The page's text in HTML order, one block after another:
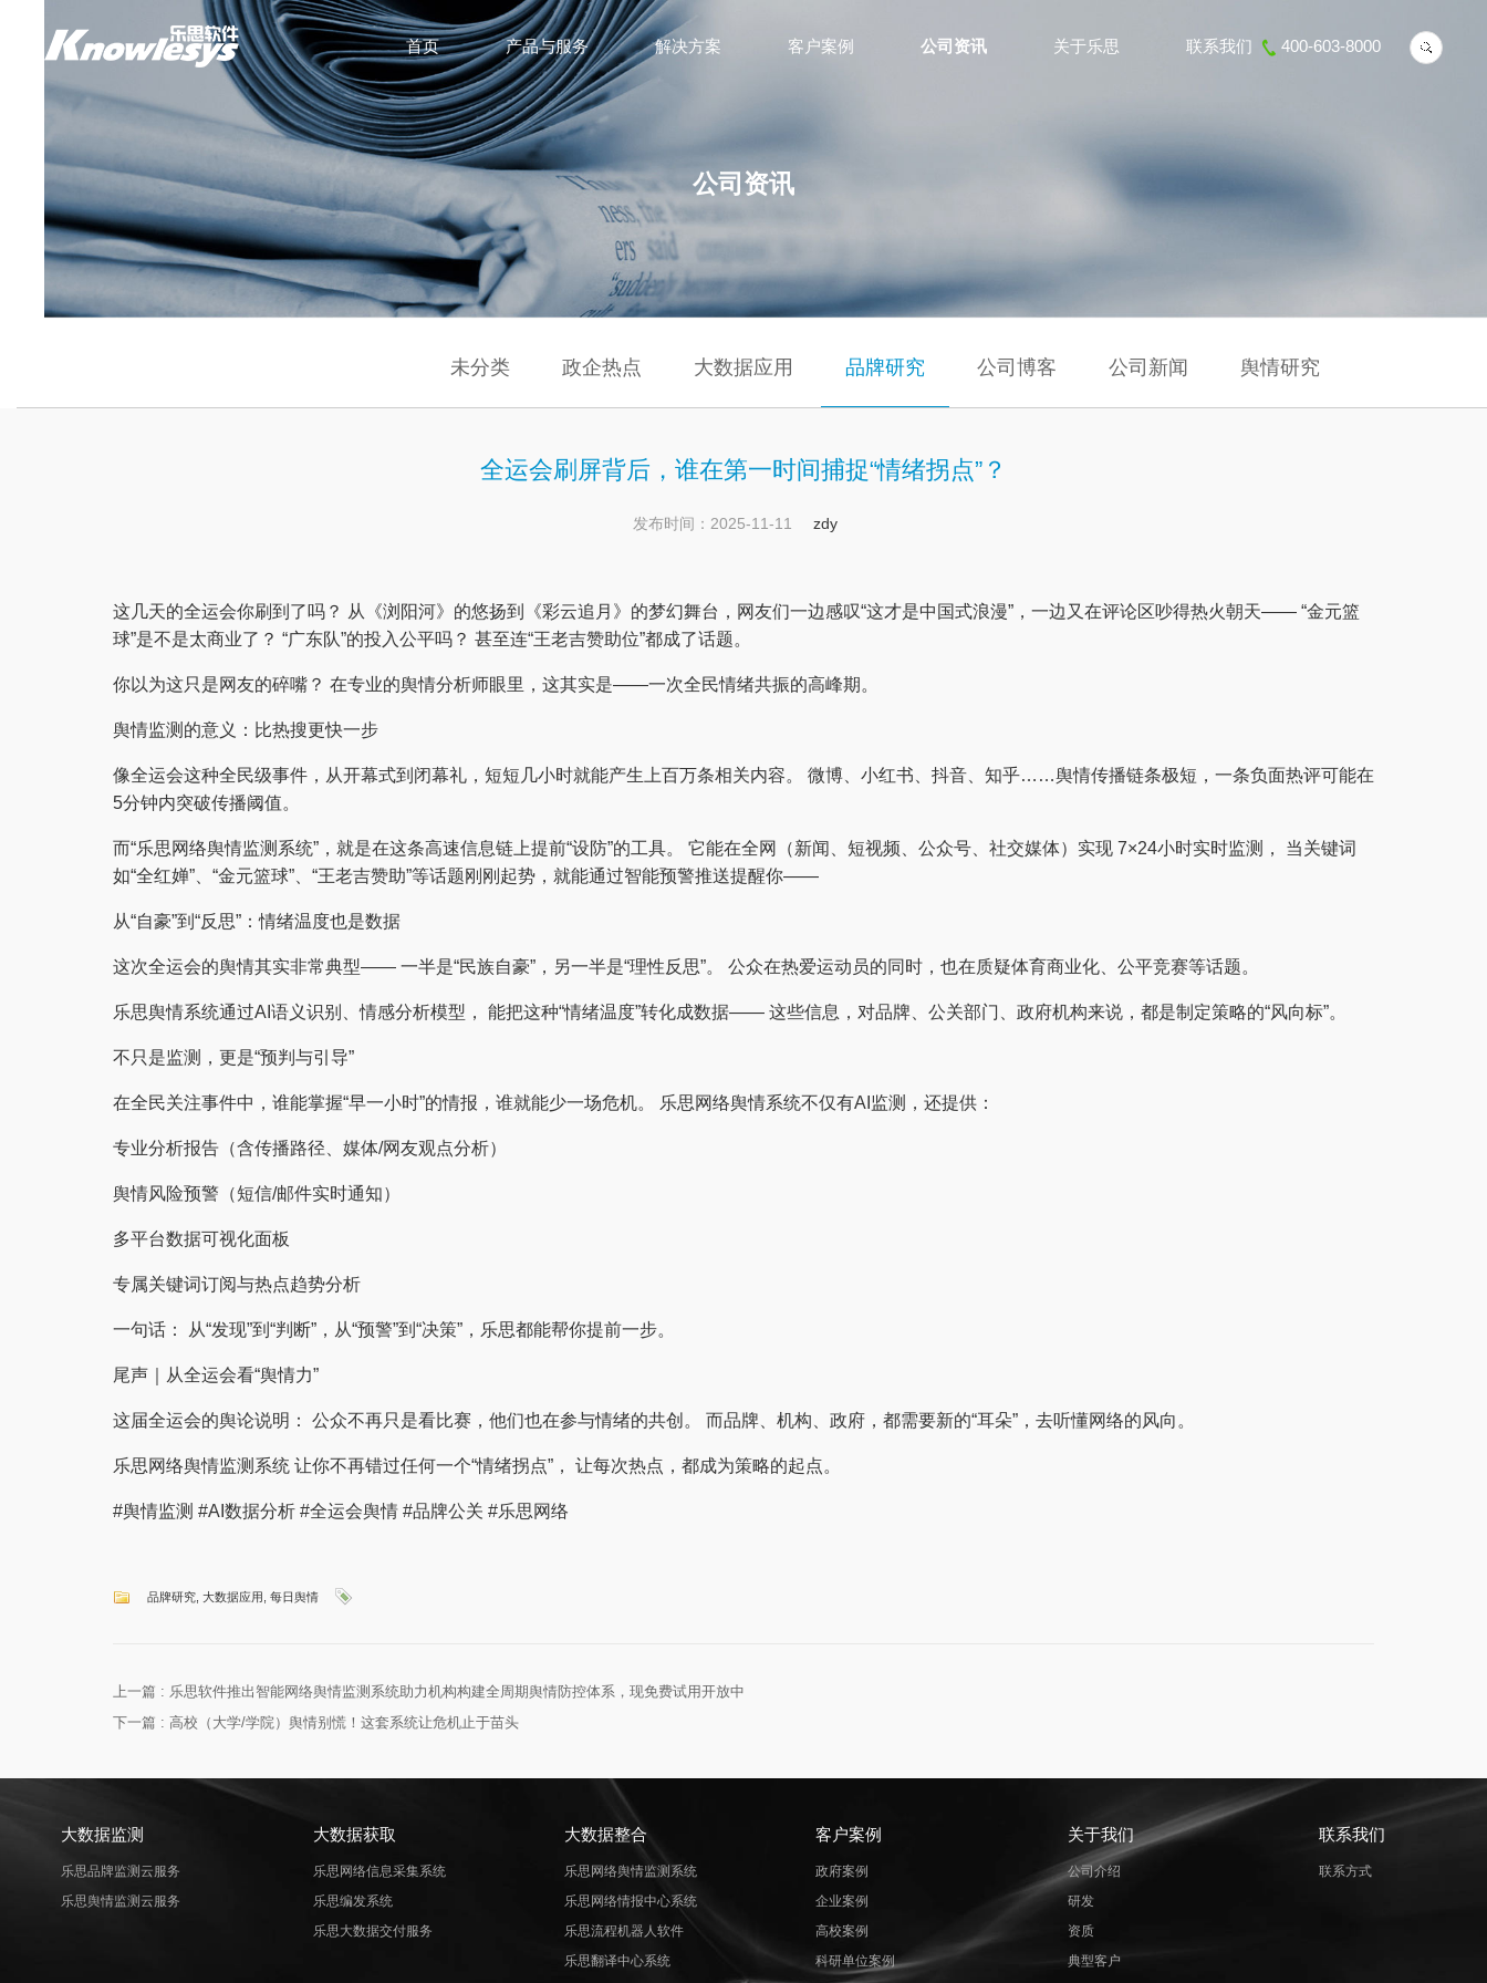
首页 产品与服务 解决方案 客户案例 公司资讯 关于乐思 联系我们 400-603-8000
公司资讯
未分类 政企热点 大数据应用 品牌研究 公司博客 公司新闻 舆情研究
全运会刷屏背后，谁在第一时间捕捉“情绪拐点”？
发布时间：2025-11-11 zdy
这几天的全运会你刷到了吗？ 从《浏阳河》的悠扬到《彩云追月》的梦幻舞台，网友们一边感叹“这才是中国式浪漫”，一边又在评论区吵得热火朝天—— “金元篮
球”是不是太商业了？ “广东队”的投入公平吗？ 甚至连“王老吉赞助位”都成了话题。
你以为这只是网友的碎嘴？ 在专业的舆情分析师眼里，这其实是——一次全民情绪共振的高峰期。
舆情监测的意义：比热搜更快一步
像全运会这种全民级事件，从开幕式到闭幕礼，短短几小时就能产生上百万条相关内容。 微博、小红书、抖音、知乎……舆情传播链条极短，一条负面热评可能在
5分钟内突破传播阈值。
而“乐思网络舆情监测系统”，就是在这条高速信息链上提前“设防”的工具。 它能在全网（新闻、短视频、公众号、社交媒体）实现 7×24小时实时监测， 当关键词
如“全红婵”、“金元篮球”、“王老吉赞助”等话题刚刚起势，就能通过智能预警推送提醒你——
从“自豪”到“反思”：情绪温度也是数据
这次全运会的舆情其实非常典型—— 一半是“民族自豪”，另一半是“理性反思”。 公众在热爱运动员的同时，也在质疑体育商业化、公平竞赛等话题。
乐思舆情系统通过AI语义识别、情感分析模型， 能把这种“情绪温度”转化成数据—— 这些信息，对品牌、公关部门、政府机构来说，都是制定策略的“风向标”。
不只是监测，更是“预判与引导”
在全民关注事件中，谁能掌握“早一小时”的情报，谁就能少一场危机。 乐思网络舆情系统不仅有AI监测，还提供：
专业分析报告（含传播路径、媒体/网友观点分析）
舆情风险预警（短信/邮件实时通知）
多平台数据可视化面板
专属关键词订阅与热点趋势分析
一句话： 从“发现”到“判断”，从“预警”到“决策”，乐思都能帮你提前一步。
尾声｜从全运会看“舆情力”
这届全运会的舆论说明： 公众不再只是看比赛，他们也在参与情绪的共创。 而品牌、机构、政府，都需要新的“耳朵”，去听懂网络的风向。
乐思网络舆情监测系统 让你不再错过任何一个“情绪拐点”， 让每次热点，都成为策略的起点。
#舆情监测 #AI数据分析 #全运会舆情 #品牌公关 #乐思网络
品牌研究 大数据应用 每日舆情
上一篇 : 乐思软件推出智能网络舆情监测系统助力机构构建全周期舆情防控体系，现免费试用开放中
下一篇 : 高校（大学/学院）舆情别慌！这套系统让危机止于苗头
大数据监测
乐思品牌监测云服务
乐思舆情监测云服务
大数据获取
乐思网络信息采集系统
乐思编发系统
乐思大数据交付服务
大数据整合
乐思网络舆情监测系统
乐思网络情报中心系统
乐思流程机器人软件
乐思翻译中心系统
客户案例
政府案例
企业案例
高校案例
科研单位案例
关于我们
公司介绍
研发
资质
典型客户
联系我们
联系方式